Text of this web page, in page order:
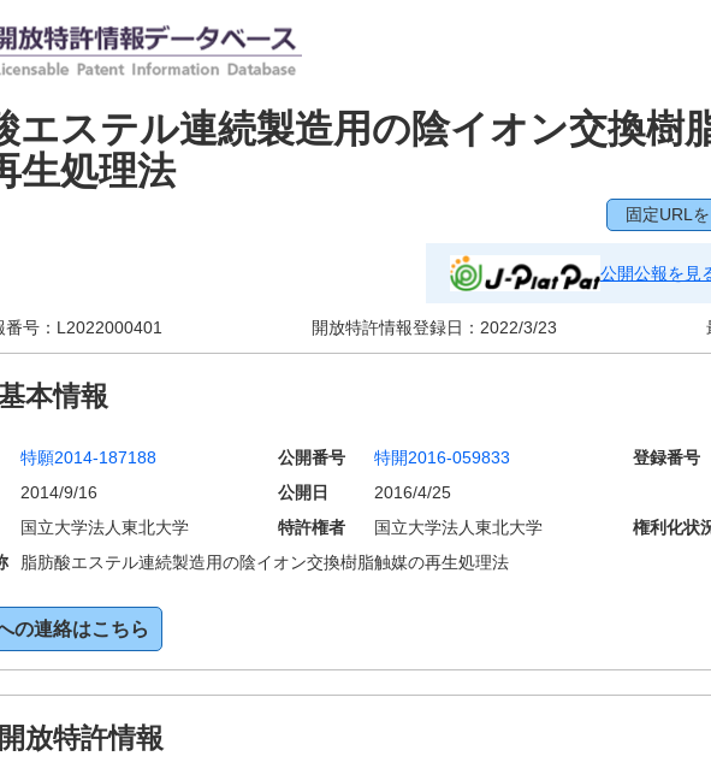
エステル連続製造用の陰イオン交換樹
生処理法
固定URL
公開公報を見
号： L2022000401 開放特許情報登録日： 2022/3/23
本情報
特願2014-187188 公開番号 特開2016-059833 登録番号
2014/9/16 公開日
2016/4/25
国立大学法人東北大学 特許権者 国立大学法人東北大学 権利化状
脂肪酸エステル連続製造用の陰イオン交換樹脂触媒の再生処理法
の連絡はこちら
開放特許情報